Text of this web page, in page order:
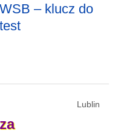
– klucz do
Lublin